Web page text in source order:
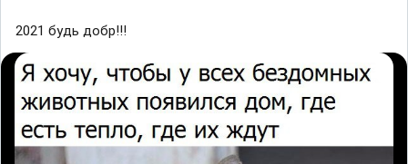
2021 будь добр!!!